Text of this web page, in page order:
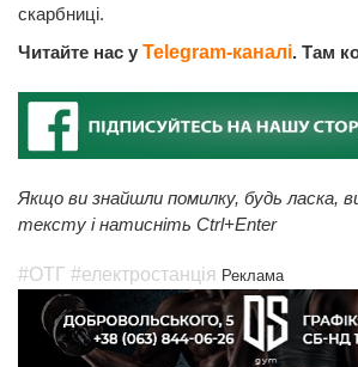
скарбниці.
Читайте нас у Telegram-каналі. Там
Якщо ви знайшли помилку, будь ласка,
тексту і натисніть Ctrl+Enter
#ОТГ #електростанція Реклама